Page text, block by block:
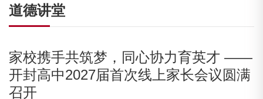
道德讲堂
家校携手共筑梦，同心协力育英才 ——
开封高中2027届首次线上家长会议圆满
召开